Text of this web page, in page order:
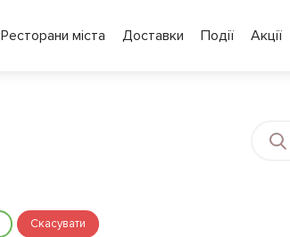
Ресторани міста Доставки Події Акції
Скасувати